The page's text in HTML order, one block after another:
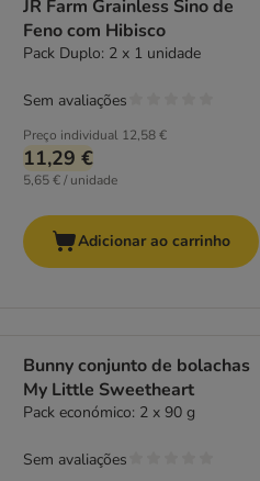
JR Farm Grainless Sino de
Feno com Hibisco
Pack Duplo: 2 x 1 unidade
Preço individual 12,58 €
11,29 €
5,65 € / unidade
Sem avaliações
Adicionar ao carrinho
Bunny conjunto de bolachas
My Little Sweetheart
Pack económico: 2 x 90 g
Sem avaliações